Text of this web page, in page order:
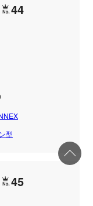
44
型
45